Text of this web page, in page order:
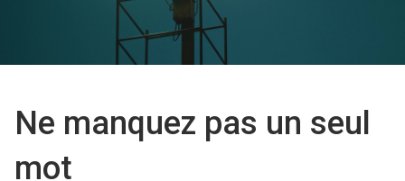
Ne manquez pas un seul
mot